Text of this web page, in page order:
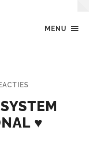
MENU
♥